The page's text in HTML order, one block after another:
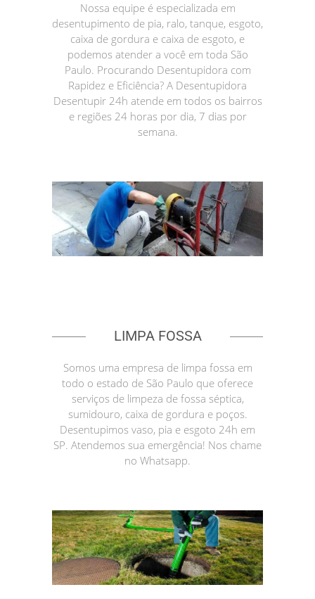
Nossa equipe é especializada em
desentupimento de pia, ralo, tanque, esgoto,
caixa de gordura e caixa de esgoto, e
podemos atender a você em toda São
Paulo. Procurando Desentupidora com
Rapidez e Eficiência? A Desentupidora
Desentupir 24h atende em todos os bairros
e regiões 24 horas por dia, 7 dias por
semana.
LIMPA FOSSA
Somos uma empresa de limpa fossa em
todo o estado de São Paulo que oferece
serviços de limpeza de fossa séptica,
sumidouro, caixa de gordura e poços.
Desentupimos vaso, pia e esgoto 24h em
SP. Atendemos sua emergência! Nos chame
no Whatsapp.